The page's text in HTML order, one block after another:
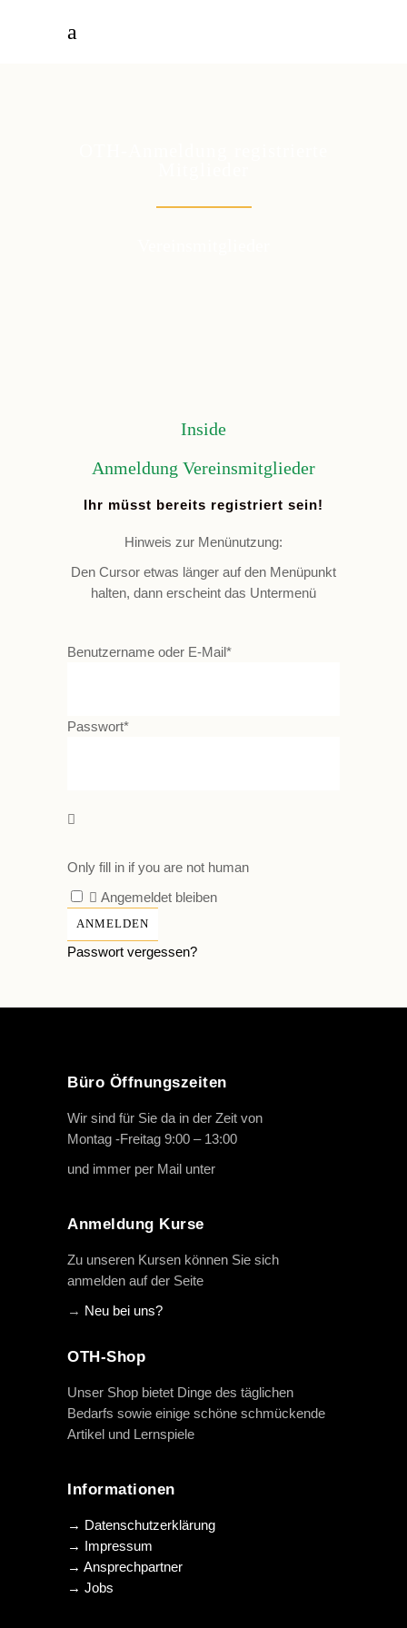
Inside
Anmeldung Vereinsmitglieder
Ihr müsst bereits registriert sein!
Hinweis zur Menünutzung:
Den Cursor etwas länger auf den Menüpunkt
halten, dann erscheint das Untermenü
Benutzername oder E-Mail*
Passwort*
Only fill in if you are not human
Angemeldet bleiben
Passwort vergessen?
Büro Öffnungszeiten
Wir sind für Sie da in der Zeit von
Montag -Freitag 9:00 – 13:00
und immer per Mail unter
Anmeldung Kurse
Zu unseren Kursen können Sie sich
anmelden auf der Seite
→ Neu bei uns?
OTH-Shop
Unser Shop bietet Dinge des täglichen
Bedarfs sowie einige schöne schmückende
Artikel und Lernspiele
Informationen
→ Datenschutzerklärung
→ Impressum
→ Ansprechpartner
→ Jobs